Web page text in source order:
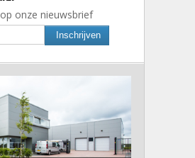
onze nieuwsbrief
Inschrijven